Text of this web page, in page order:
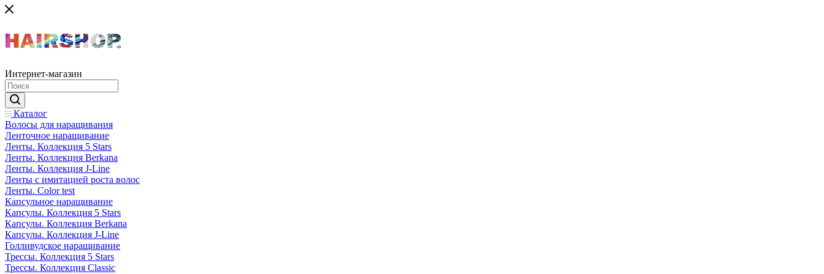
Интернет-магазин
Каталог
Волосы для наращивания
Ленточное наращивание
Ленты. Коллекция 5 Stars
Ленты. Коллекция Berkana
Ленты. Коллекция J-Line
Ленты с имитацией роста волос
Ленты. Color test
Капсульное наращивание
Капсулы. Коллекция 5 Stars
Капсулы. Коллекция Berkana
Капсулы. Коллекция J-Line
Голливудское наращивание
Трессы. Коллекция 5 Stars
Трессы. Коллекция Classic